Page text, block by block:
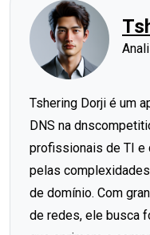
Tshering Dorji é um
DNS na
profissionais de TI e
pelas
de domínio. Com
de redes, ele busca